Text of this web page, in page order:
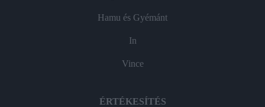
Hamu és Gyémánt
In
Vince
ÉRTÉKESÍTÉS